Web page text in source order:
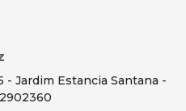
Jardim Estancia Santana -